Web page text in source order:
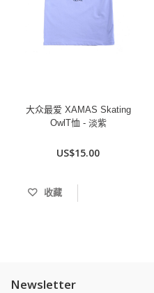
大众最爱 XAMAS Skating
OwlT恤 - 淡紫
US$15.00
收藏
Newsletter